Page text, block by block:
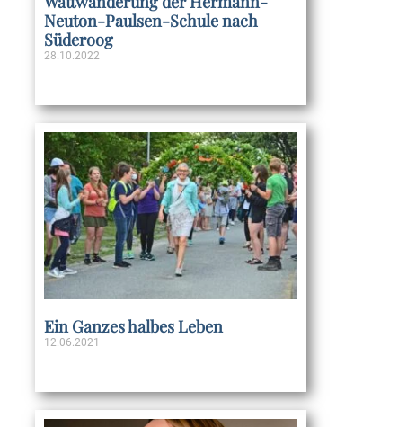
Neuton-Paulsen-Schule nach
Süderoog
28.10.2022
Ein Ganzes halbes Leben
12.06.2021